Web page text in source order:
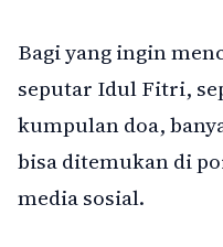
Bagi yang ingin
seputar Idul Fitri,
kumpulan doa,
bisa ditemukan di
media sosial.